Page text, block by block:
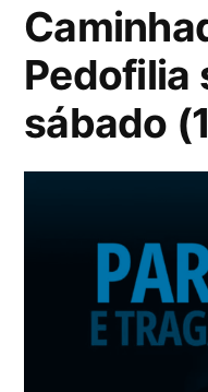
Pedofilia
sábado